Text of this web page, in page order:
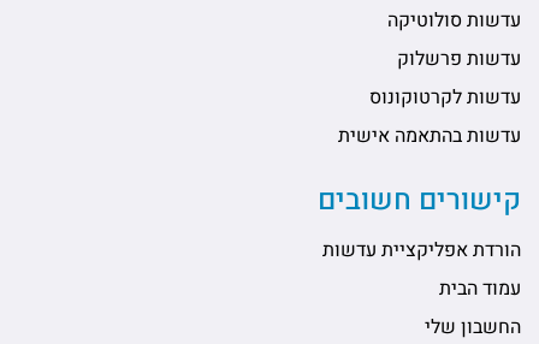
עדשות סולוטיקה
עדשות פרשלוק
עדשות לקרטוקונוס
עדשות בהתאמה אישית
קישורים חשובים
הורדת אפליקציית עדשות
עמוד הבית
החשבון שלי